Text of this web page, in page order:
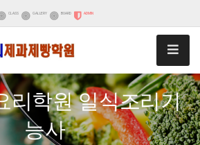
CLASS GALLERY BOARD ADMIN
리학원 일식조리기
능사